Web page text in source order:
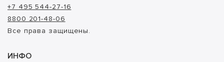
+7 495 544-27-16
8800 201-48-06
Все права защищены.
ИНФО